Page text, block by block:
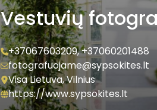
Vestuvių
+37067603209,+37060201488
fotografuojame@sypsokites.lt
Visa Lietuva, Vilnius
https://www.sypsokites.lt